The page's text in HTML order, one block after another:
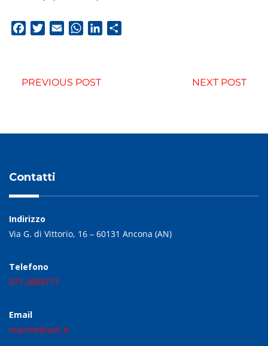
FacebookTwitterEmail WhatsApp
LinkedIn
PREVIOUS POST NEXT POST
Contatti
Indirizzo
Via G. di Vittorio, 16 – 60131 Ancona (AN)
Telefono
071.2868717
Email
marche@acli.it